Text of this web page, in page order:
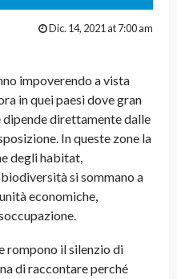
Dic. 14, 2021 at 7:00 am
impoverendo a vista
in quei paesi dove gran
dipende direttamente dalle
In queste zone la
degli habitat,
si sommano a
economiche,
rompono il silenzio di
di raccontare perché